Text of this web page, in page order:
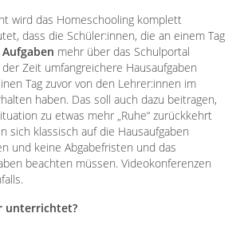
wird das Homeschooling komplett
dass die Schüler:innen, die an einem Tag
mehr über das Schulportal
Zeit umfangreichere Hausaufgaben
Tag zuvor von den Lehrer:innen im
haben. Das soll auch dazu beitragen,
zu etwas mehr „Ruhe“ zurückkehrt
sich klassisch auf die Hausaufgaben
und keine Abgabefristen und das
beachten müssen. Videokonferenzen
unterrichtet?